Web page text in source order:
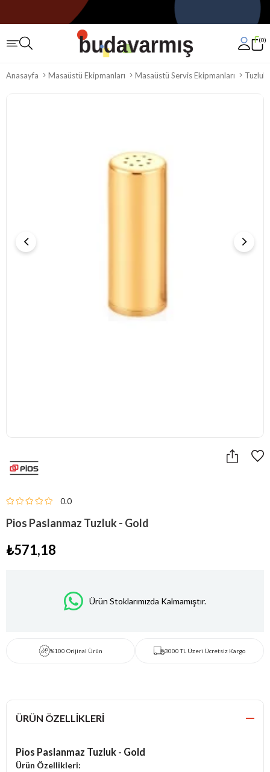
0
Anasayfa Masaüstü Ekipmanları Masaüstü Servis Ekipmanları
0.0
Pios Paslanmaz Tuzluk - Gold
₺571,18
Ürün Stoklarımızda Kalmamıştır.
%100 Orijinal Ürün 3000 TL Üzeri Ücretsiz Kargo
ÜRÜN ÖZELLIKLERI
Pios Paslanmaz Tuzluk - Gold
Ürün Özellikleri: